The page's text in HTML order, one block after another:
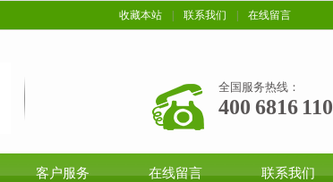
收藏本站 联系我们 在线留言
全国服务热线：
400 6816 110
客户服务 在线留言 联系我们